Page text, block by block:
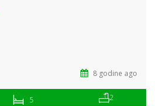
8 godine ago
5 2